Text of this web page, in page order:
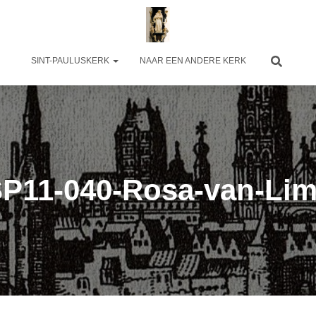
SINT-PAULUSKERK NAAR EEN ANDERE KERK
040-Rosa-van-